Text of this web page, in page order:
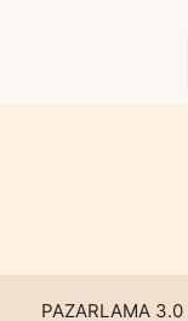
PAZARLAMA 3.0